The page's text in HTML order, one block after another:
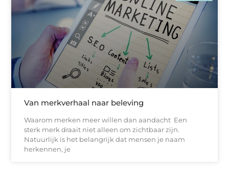
Van merkverhaal naar beleving
Waarom merken meer willen dan aandacht Een
sterk merk draait niet alleen om zichtbaar zijn.
Natuurlijk is het belangrijk dat mensen je naam
herkennen, je